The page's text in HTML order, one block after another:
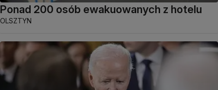
Ponad 200 osób ewakuowanych z hotelu
OLSZTYN